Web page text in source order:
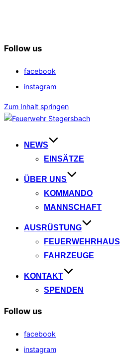
Follow us
facebook
instagram
Zum Inhalt springen
NEWS
EINSÄTZE
ÜBER UNS
KOMMANDO
MANNSCHAFT
AUSRÜSTUNG
FEUERWEHRHAUS
FAHRZEUGE
KONTAKT
SPENDEN
Follow us
facebook
instagram